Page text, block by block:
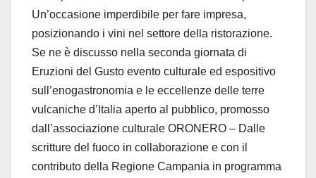
Un’occasione imperdibile per fare impresa,
posizionando i vini nel settore della ristorazione.
Se ne è discusso nella seconda giornata di
Eruzioni del Gusto evento culturale ed espositivo
sull’enogastronomia e le eccellenze delle terre
vulcaniche d’Italia aperto al pubblico, promosso
dall’associazione culturale ORONERO – Dalle
scritture del fuoco in collaborazione e con il
contributo della Regione Campania in programma